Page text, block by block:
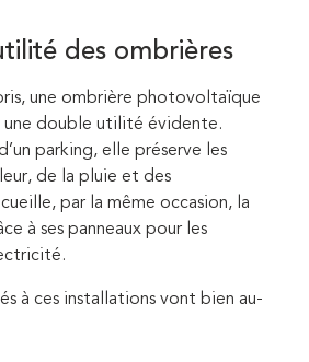
des ombrières
une ombrière photovoltaïque
une double utilité évidente.
parking, elle préserve les
de la pluie et des
par la même occasion, la
à ses panneaux pour les
à ces installations vont bien au-